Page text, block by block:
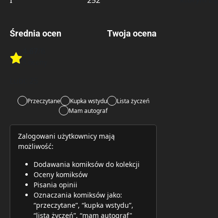
Średnia ocen
Rate this item:
Twoja ocena
Przeczytane Kupka wstydu
Lista życzeń
Mam autograf
Zalogowani użytkownicy mają
możliwość:
Dodawania komiksów do kolekcji
Oceny komiksów
Pisania opinii
Oznaczania komiksów jako:
“przeczytane”, “kupka wstydu”,
“lista życzeń”, “mam autograf"